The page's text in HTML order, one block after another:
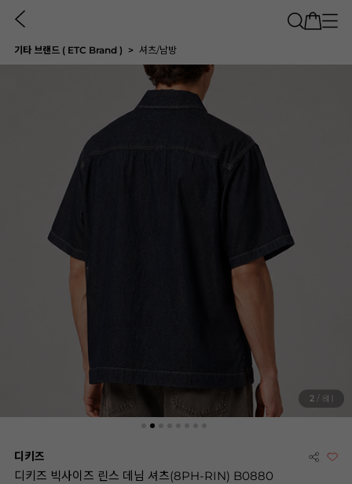
기타 브랜드 ( ETC Brand ) 셔츠/남방
2 / 8
디키즈
디키즈 빅사이즈 린스 데님 셔츠(8PH-RIN) B0880